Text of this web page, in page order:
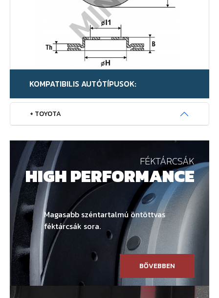
KOMPATIBILIS AUTÓTÍPUSOK:
+ TOYOTA
FÉKTÁRCSÁK
HIGH PERFORMANCE
Magasabb széntartalmú öntöttvas
féktárcsák sora.
BŐVEBBEN